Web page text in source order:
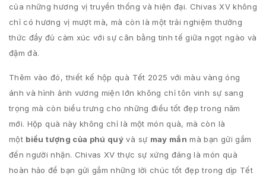
của những hương vị truyền thống và hiện đại. Chivas XV không
chỉ có hương vị mượt mà, mà còn là một trải nghiệm thưởng
thức đầy đủ cảm xúc với sự cân bằng tinh tế giữa ngọt ngào và
đậm đà.
Thêm vào đó, thiết kế hộp quà Tết 2025 với màu vàng óng
ánh và hình ảnh vương miện lớn không chỉ tôn vinh sự sang
trọng mà còn biểu trưng cho những điều tốt đẹp trong năm
mới. Hộp quà này không chỉ là một món quà, mà còn là
một biểu tượng của phú quý và sự may mắn mà bạn gửi gắm
đến người nhận. Chivas XV thực sự xứng đáng là món quà
hoàn hảo để bạn gửi gắm những lời chúc tốt đẹp trong dịp Tết